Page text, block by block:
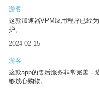
游客
这款加速器VPM应用程序已经
护。
2024-02-15
游客
这款app的售后服务非常完善，
够放心购物。